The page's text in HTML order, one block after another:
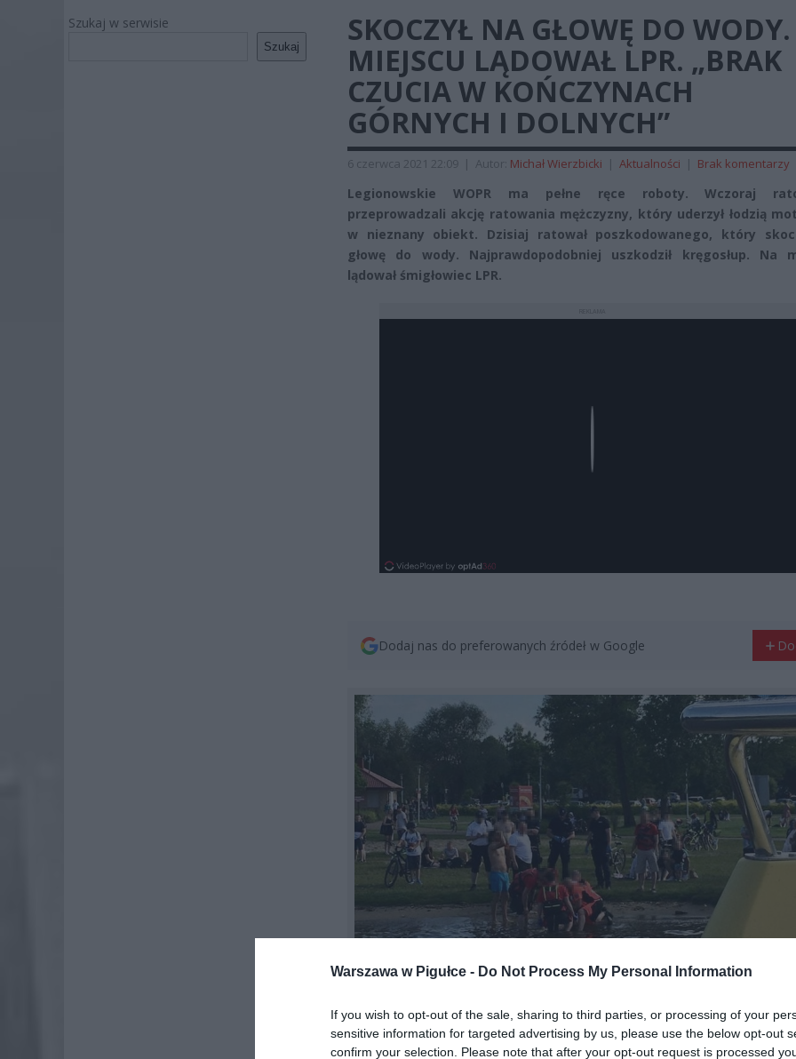
Warszawa w Pigułce - Do Not Process My Personal Information
If you wish to opt-out of the sale, sharing to third parties, or processing of your
sensitive information for targeted advertising by us, please use the below opt-out
confirm your selection. Please note that after your opt-out request is processed
Szukaj w serwisie
Szukaj
SKOCZYŁ NA GŁOWĘ DO
MIEJSCU LĄDOWAŁ LPR. „BRAK
CZUCIA W KOŃCZYNACH
GÓRNYCH I DOLNYCH”
6 czerwca 2021 22:09 | Autor: Michał Wierzbicki | Aktualności | Brak komentarzy
Legionowskie WOPR ma pełne ręce roboty. Wczoraj
przeprowadzali akcję ratowania mężczyzny, który uderzył łodzią
w nieznany obiekt. Dzisiaj ratował poszkodowanego, który
głowę do wody. Najprawdopodobniej uszkodził kręgosłup. Na
lądował śmigłowiec LPR.
Dodaj nas do preferowanych źródeł w Google
Fot. Legionowskie WOPR